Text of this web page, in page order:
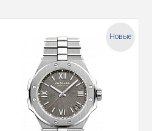
Новые